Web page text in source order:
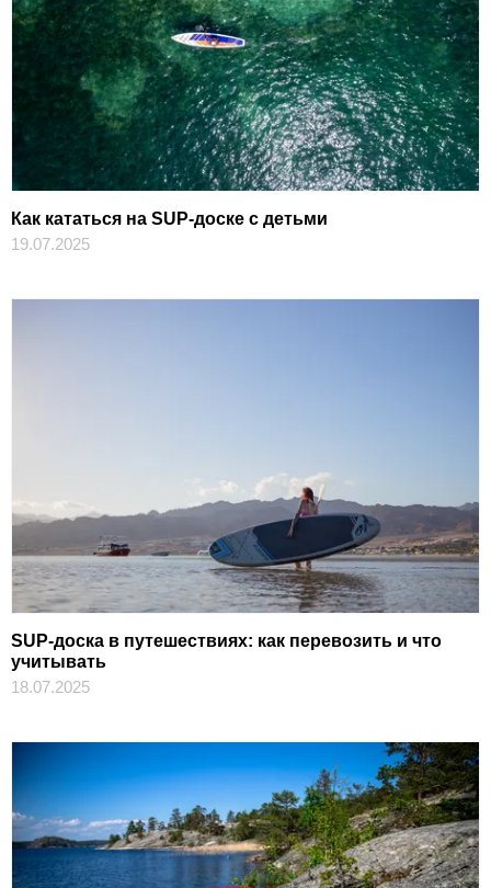
Как кататься на SUP-доске с детьми
19.07.2025
SUP-доска в путешествиях: как перевозить и что
учитывать
18.07.2025